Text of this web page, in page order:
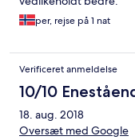
per, rejse på 1 nat
Verificeret anmeldelse
10/10
18. aug. 2018
Oversæt med Google